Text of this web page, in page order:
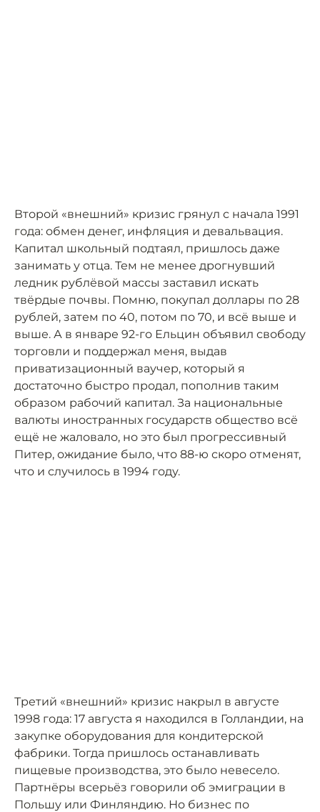
Второй «внешний» кризис грянул с начала 1991
года: обмен денег, инфляция и девальвация.
Капитал школьный подтаял, пришлось даже
занимать у отца. Тем не менее дрогнувший
ледник рублёвой массы заставил искать
твёрдые почвы. Помню, покупал доллары по 28
рублей, затем по 40, потом по 70, и всё выше и
выше. А в январе 92-го Ельцин объявил свободу
торговли и поддержал меня, выдав
приватизационный ваучер, который я
достаточно быстро продал, пополнив таким
образом рабочий капитал. За национальные
валюты иностранных государств общество всё
ещё не жаловало, но это был прогрессивный
Питер, ожидание было, что 88-ю скоро отменят,
что и случилось в 1994 году.
Третий «внешний» кризис накрыл в августе
1998 года: 17 августа я находился в Голландии, на
закупке оборудования для кондитерской
фабрики. Тогда пришлось останавливать
пищевые производства, это было невесело.
Партнёры всерьёз говорили об эмиграции в
Польшу или Финляндию. Но бизнес по